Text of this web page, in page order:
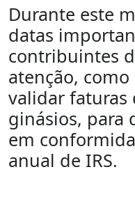
Durante este
datas
contribuintes
atenção,
validar faturas
ginásios, para
em
anual de IRS.